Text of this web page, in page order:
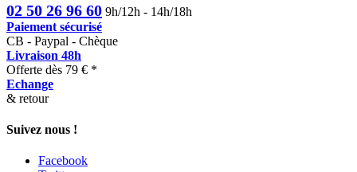
02 50 26 96 60 9h/12h - 14h/18h
Paiement sécurisé
CB - Paypal - Chèque
Livraison 48h
Offerte dès 79 € *
Echange
& retour
Suivez nous !
Facebook